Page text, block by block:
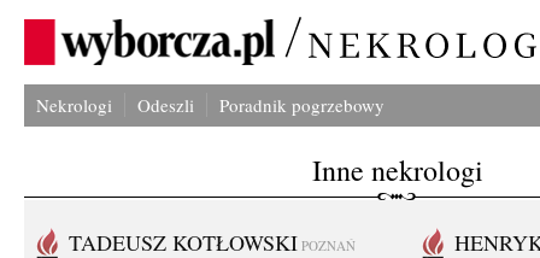
Nekrologi Odeszli Poradnik pogrzebowy
Inne nekrologi
TADEUSZ KOTŁOWSKI POZNAŃ